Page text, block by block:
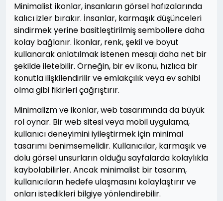
Minimalist ikonlar, insanların görsel hafızalarında
kalıcı izler bırakır. İnsanlar, karmaşık düşünceleri
sindirmek yerine basitleştirilmiş sembollere daha
kolay bağlanır. İkonlar, renk, şekil ve boyut
kullanarak anlatılmak istenen mesajı daha net bir
şekilde iletebilir. Örneğin, bir ev ikonu, hızlıca bir
konutla ilişkilendirilir ve emlakçılık veya ev sahibi
olma gibi fikirleri çağrıştırır.
Minimalizm ve ikonlar, web tasarımında da büyük
rol oynar. Bir web sitesi veya mobil uygulama,
kullanıcı deneyimini iyileştirmek için minimal
tasarımı benimsemelidir. Kullanıcılar, karmaşık ve
dolu görsel unsurların olduğu sayfalarda kolaylıkla
kaybolabilirler. Ancak minimalist bir tasarım,
kullanıcıların hedefe ulaşmasını kolaylaştırır ve
onları istedikleri bilgiye yönlendirebilir.